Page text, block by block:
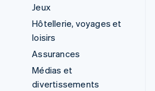
Jeux
Hôtellerie, voyages et
loisirs
Assurances
Médias et
divertissements